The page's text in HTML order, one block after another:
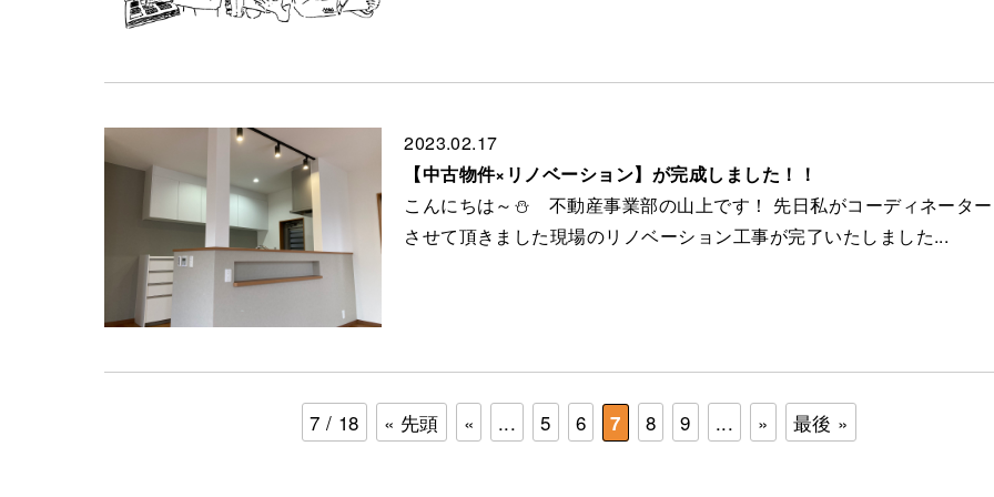
2023.02.17
【中古物件×リノベーション】が完成しました！！
こんにちは～⛄ 不動産事業部の山上です！ 先日私がコーディネータ
させて頂きました現場のリノベーション工事が完了いたしました...
7 / 18 « 先頭 « ... 5 6 7 8 9 ... » 最後 »